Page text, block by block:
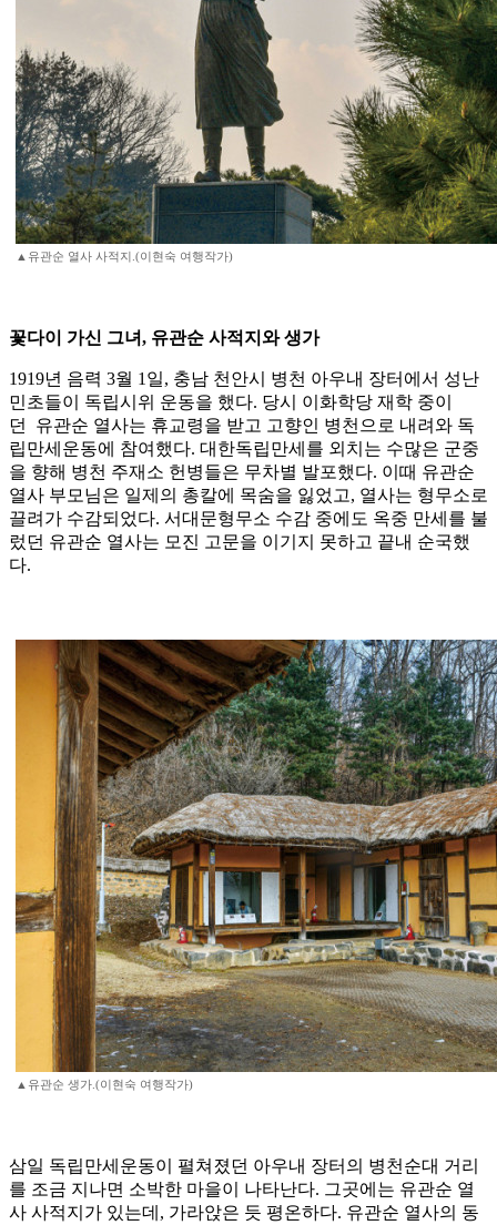
▲유관순 열사 사적지.(이현숙 여행작가)
꽃다이 가신 그녀, 유관순 사적지와 생가
1919년 음력 3월 1일, 충남 천안시 병천 아우내 장터에서 성난
민초들이 독립시위 운동을 했다. 당시 이화학당 재학 중이
던 유관순 열사는 휴교령을 받고 고향인 병천으로 내려와 독
립만세운동에 참여했다. 대한독립만세를 외치는 수많은 군중
을 향해 병천 주재소 헌병들은 무차별 발포했다. 이때 유관순
열사 부모님은 일제의 총칼에 목숨을 잃었고, 열사는 형무소로
끌려가 수감되었다. 서대문형무소 수감 중에도 옥중 만세를 불
렀던 유관순 열사는 모진 고문을 이기지 못하고 끝내 순국했
다.
▲유관순 생가.(이현숙 여행작가)
삼일 독립만세운동이 펼쳐졌던 아우내 장터의 병천순대 거리
를 조금 지나면 소박한 마을이 나타난다. 그곳에는 유관순 열
사 사적지가 있는데, 가라앉은 듯 평온하다. 유관순 열사의 동